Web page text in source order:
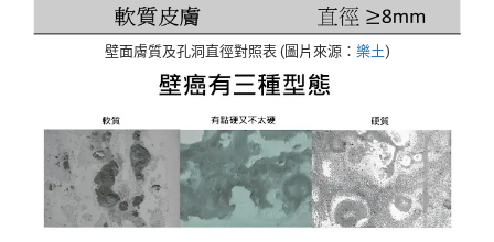
壁面膚質及孔洞直徑對照表 (圖片來源： 樂土)